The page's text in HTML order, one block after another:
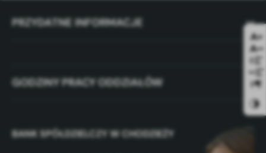
pośredników prezentujących nasze treści w postaci
wiadomości, ofert, komunikatów mediów społecznościowych.
PRZYDATNE INFORMACJE
GODZINY PRACY ODDZIAŁÓW
BANK SPÓŁDZIELCZY W CHODZIEŻY